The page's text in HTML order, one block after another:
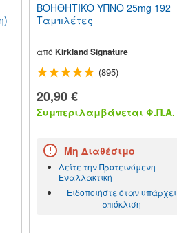
ΒΟΗΘΗΤΙΚΟ ΥΠΝΟ 25mg 192
Ταμπλέτες
από Kirkland Signature
(895)
20,90 €
Συμπεριλαμβάνεται Φ.Π.Α.
Μη Διαθέσιμο
Δείτε την Προτεινόμενη
Εναλλακτική
Ειδοποιήστε όταν υπάρχει
απόκλιση